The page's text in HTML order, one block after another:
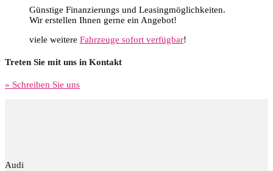
Günstige Finanzierungs und Leasingmöglichkeiten.
Wir erstellen Ihnen gerne ein Angebot!
viele weitere Fahrzeuge sofort verfügbar!
Treten Sie mit uns in Kontakt
» Schreiben Sie uns
Audi